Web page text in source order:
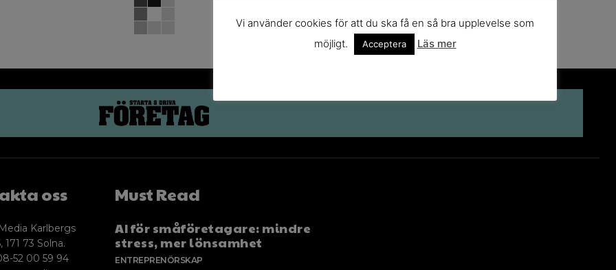
oss
Karlbergs
171 73 Solna.
52 00 59 94
Must Read
AI för småföretagare: mindre
stress, mer lönsamhet
ENTREPRENÖRSKAP
Vi använder cookies för att du ska få en så bra upplevelse som
möjligt.
Acceptera Läs mer